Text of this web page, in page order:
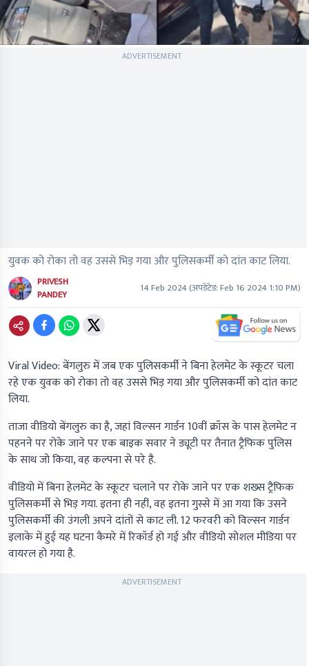
ADVERTISEMENT
युवक को रोका तो वह उससे भिड़ गया और पुलिसकर्मी को दांत काट लिया.
PRIVESH
PANDEY
14 Feb 2024(अपडेटेड:Feb 16 2024 1:10 PM)
Viral Video: बेंगलुरु में जब एक पुलिसकर्मी ने बिना हेलमेट के स्कूटर चला
रहे एक युवक को रोका तो वह उससे भिड़ गया और पुलिसकर्मी को दांत काट
लिया.
ताजा वीडियो बेंगलुरु का है, जहां विल्सन गार्डन 10वीं क्रॉस के पास हेलमेट न
पहनने पर रोके जाने पर एक बाइक सवार ने ड्यूटी पर तैनात ट्रैफिक पुलिस
के साथ जो किया, वह कल्पना से परे है.
वीडियो में बिना हेलमेट के स्कूटर चलाने पर रोके जाने पर एक शख्स ट्रैफिक
पुलिसकर्मी से भिड़ गया. इतना ही नहीं, वह इतना गुस्से में आ गया कि उसने
पुलिसकर्मी की उंगली अपने दांतों से काट ली. 12 फरवरी को विल्सन गार्डन
इलाके में हुई यह घटना कैमरे में रिकॉर्ड हो गई और वीडियो सोशल मीडिया पर
वायरल हो गया है.
ADVERTISEMENT